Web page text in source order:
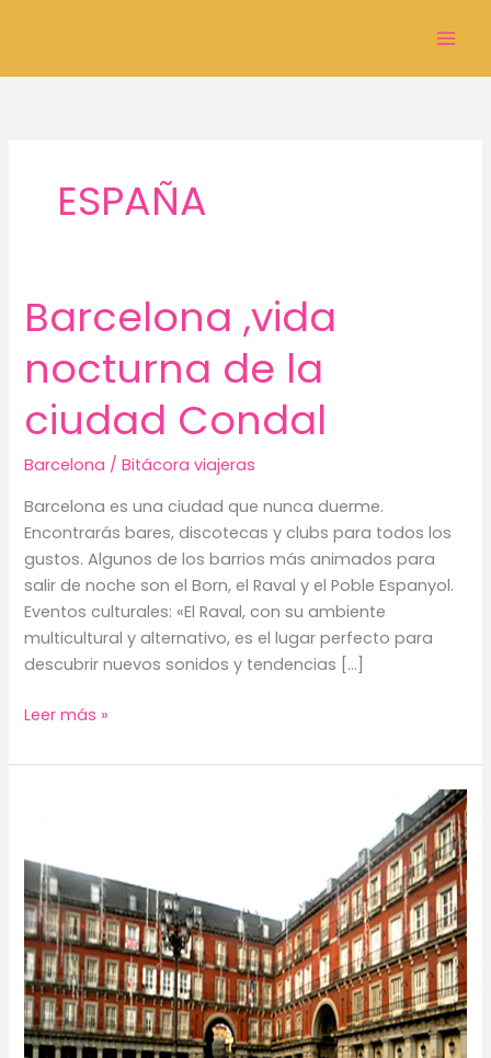
ESPAÑA
Barcelona ,vida
nocturna de la
ciudad Condal
Barcelona /Bitácora viajeras
Barcelona es una ciudad que nunca duerme.
Encontrarás bares, discotecas y clubs para todos los
gustos. Algunos de los barrios más animados para
salir de noche son el Born, el Raval y el Poble Espanyol.
Eventos culturales: «El Raval, con su ambiente
multicultural y alternativo, es el lugar perfecto para
descubrir nuevos sonidos y tendencias […]
Barcelona
nocturna
Condal
Leer más »